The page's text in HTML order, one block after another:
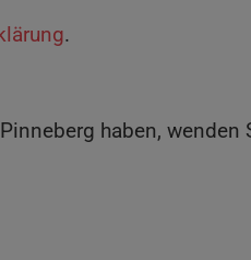
.
haben, wenden